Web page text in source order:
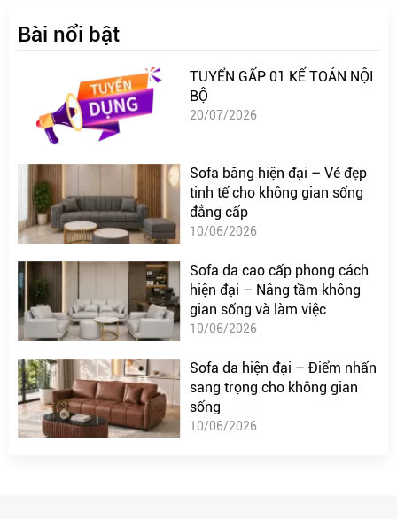
Bài nổi bật
TUYỂN GẤP 01 KẾ TOÁN NỘI
BỘ
20/07/2026
Sofa băng hiện đại – Vẻ đẹp
tinh tế cho không gian sống
đẳng cấp
10/06/2026
Sofa da cao cấp phong cách
hiện đại – Nâng tầm không
gian sống và làm việc
10/06/2026
Sofa da hiện đại – Điểm nhấn
sang trọng cho không gian
sống
10/06/2026